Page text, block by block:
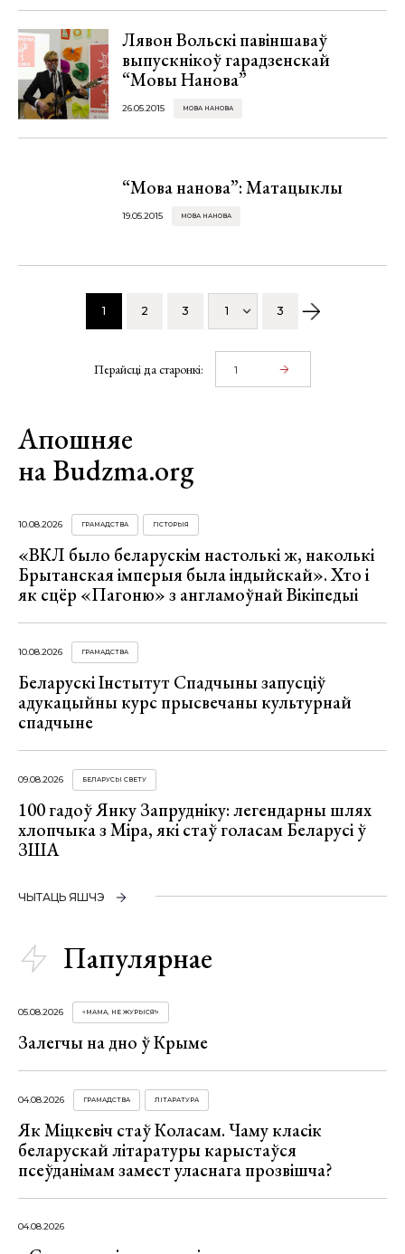
Лявон Вольскі павіншаваў
выпускнікоў гарадзенскай
“Мовы Нанова”
26.05.2015 МОВА НАНОВА
“Мова нанова”: Матацыклы
19.05.2015 МОВА НАНОВА
1 2 3 1 3
Перайсці да старонкі:
Апошняе
на Budzma.org
10.08.2026 ГРАМАДСТВА ГІСТОРЫЯ
«ВКЛ было беларускім настолькі ж, наколькі
Брытанская імперыя была індыйскай». Хто і
як сцёр «Пагоню» з англамоўнай Вікіпедыі
10.08.2026 ГРАМАДСТВА
Беларускі Інстытут Спадчыны запусціў
адукацыйны курс прысвечаны культурнай
спадчыне
09.08.2026 БЕЛАРУСЫ СВЕТУ
100 гадоў Янку Запрудніку: легендарны шлях
хлопчыка з Міра, які стаў голасам Беларусі ў
ЗША
ЧЫТАЦЬ ЯШЧЭ
Папулярнае
05.08.2026 «МАМА, НЕ ЖУРЫСЯ!»
Залегчы на дно ў Крыме
04.08.2026 ГРАМАДСТВА ЛІТАРАТУРА
Як Міцкевіч стаў Коласам. Чаму класік
беларускай літаратуры карыстаўся
псеўданімам замест уласнага прозвішча?
04.08.2026